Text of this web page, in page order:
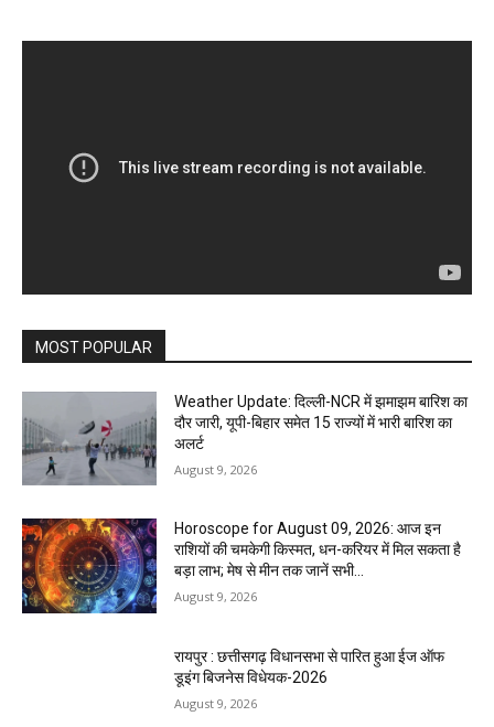
MOST POPULAR
Weather Update: दिल्ली-NCR में झमाझम बारिश का
दौर जारी, यूपी-बिहार समेत 15 राज्यों में भारी बारिश का
अलर्ट
August 9, 2026
Horoscope for August 09, 2026: आज इन
राशियों की चमकेगी किस्मत, धन-करियर में मिल सकता है
बड़ा लाभ; मेष से मीन तक जानें सभी...
August 9, 2026
रायपुर : छत्तीसगढ़ विधानसभा से पारित हुआ ईज ऑफ
डूइंग बिजनेस विधेयक-2026
August 9, 2026